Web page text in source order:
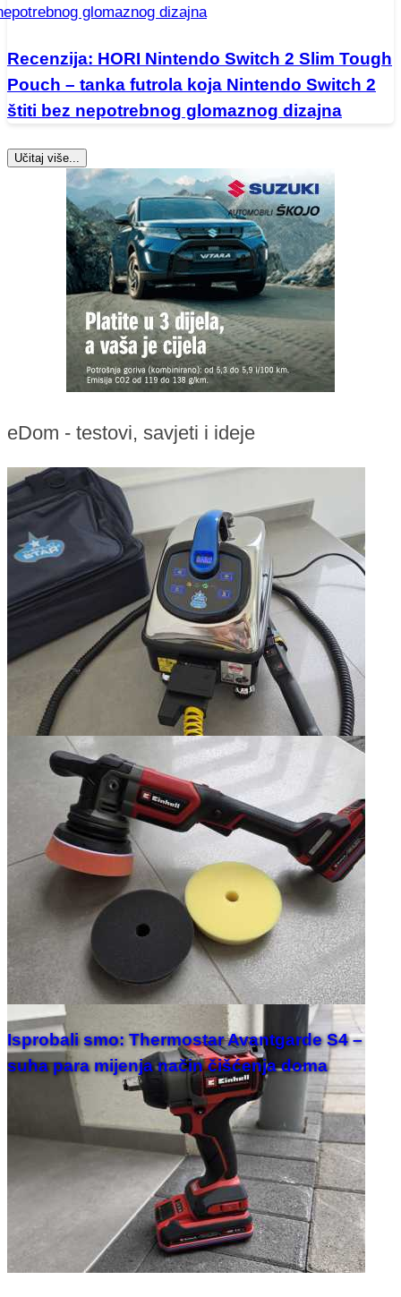
Recenzija: HORI Nintendo Switch 2 Slim Tough
Pouch – tanka futrola koja Nintendo Switch 2
štiti bez nepotrebnog glomaznog dizajna
Učitaj više...
eDom - testovi, savjeti i ideje
Isprobali smo: Thermostar Avantgarde S4 –
suha para mijenja način čišćenja doma